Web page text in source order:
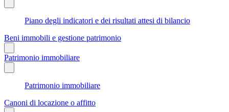
Piano degli indicatori e dei risultati attesi di bilancio
Beni immobili e gestione patrimonio
Patrimonio immobiliare
Patrimonio immobiliare
Canoni di locazione o affitto